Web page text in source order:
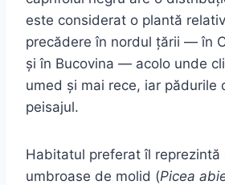
este considerat o plantă
precădere în nordul țării — în
și în Bucovina — acolo unde
umed și mai rece, iar pădurile
peisajul.
Habitatul preferat îl reprezintă
umbroase de molid (Picea